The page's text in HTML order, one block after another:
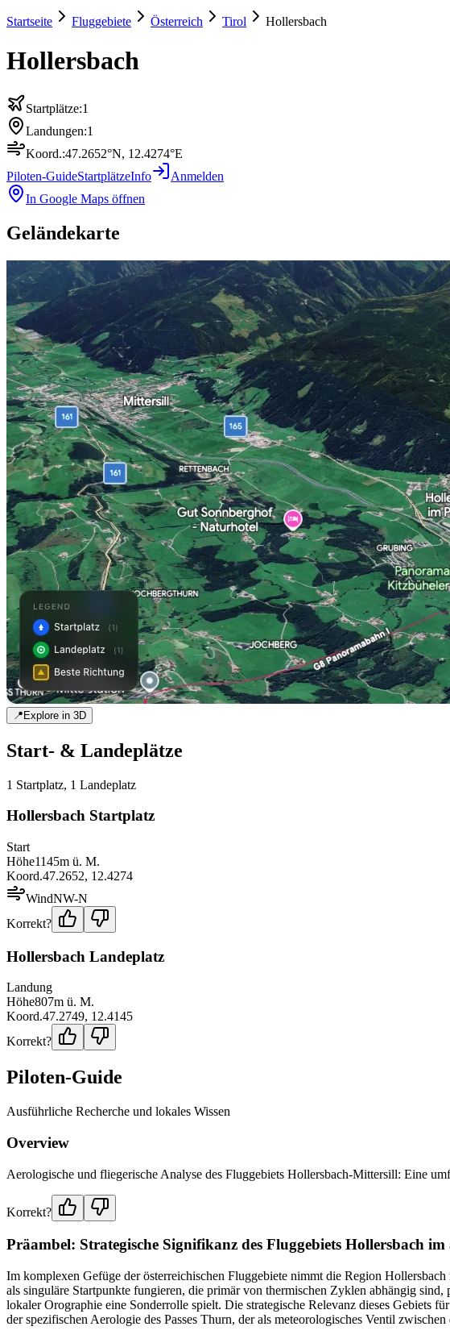
Startseite Fluggebiete Österreich Tirol Hollersbach
Hollersbach
Startplätze:1
Landungen:1
Koord.:47.2652°N, 12.4274°E
Piloten-GuideStartplätzeInfo
Anmelden
In Google Maps öffnen
Geländekarte
📍Explore in 3D
Start- & Landeplätze
1 Startplatz, 1 Landeplatz
Hollersbach Startplatz
Start
Höhe1145m ü. M.
Koord.47.2652, 12.4274
WindNW-N
Korrekt?
Hollersbach Landeplatz
Landung
Höhe807m ü. M.
Koord.47.2749, 12.4145
Korrekt?
Piloten-Guide
Ausführliche Recherche und lokales Wissen
Overview
Aerologische und fliegerische Analyse des Fluggebiets Hollersbach-Mittersill: Eine
Korrekt?
Präambel: Strategische Signifikanz des Fluggebiets Hollersbach
Im komplexen Gefüge der österreichischen Fluggebiete nimmt die Region
als singuläre Startpunkte fungieren, die primär von thermischen Zyklen abhängig
lokaler Orographie eine Sonderrolle spielt. Die strategische Relevanz dieses Gebiets
der spezifischen Aerologie des Passes Thurn, der als meteorologisches Ventil